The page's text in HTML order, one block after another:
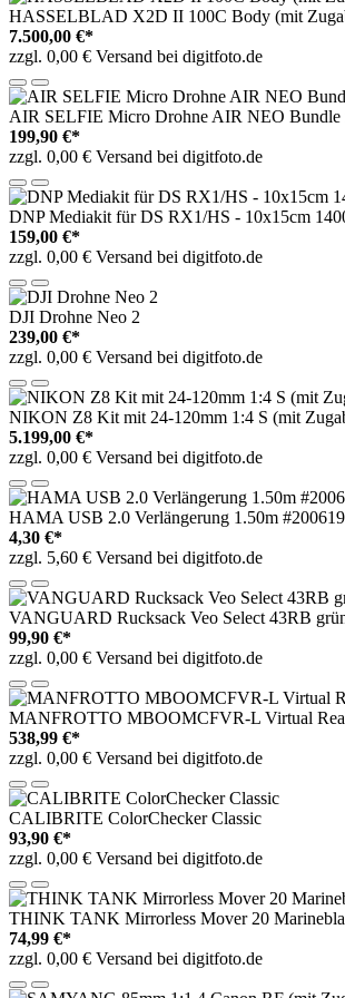
HASSELBLAD X2D II 100C Body (mit
7.500,00 €*
zzgl. 0,00 € Versand bei digitfoto.de
AIR SELFIE Micro Drohne AIR NEO Bundle
199,90 €*
zzgl. 0,00 € Versand bei digitfoto.de
DNP Mediakit für DS RX1/HS - 10x15cm
159,00 €*
zzgl. 0,00 € Versand bei digitfoto.de
DJI Drohne Neo 2
239,00 €*
zzgl. 0,00 € Versand bei digitfoto.de
NIKON Z8 Kit mit 24-120mm 1:4 S (mit
5.199,00 €*
zzgl. 0,00 € Versand bei digitfoto.de
HAMA USB 2.0 Verlängerung 1.50m
4,30 €*
zzgl. 5,60 € Versand bei digitfoto.de
VANGUARD Rucksack Veo Select 43RB
99,90 €*
zzgl. 0,00 € Versand bei digitfoto.de
MANFROTTO MBOOMCFVR-L Virtual
538,99 €*
zzgl. 0,00 € Versand bei digitfoto.de
CALIBRITE ColorChecker Classic
93,90 €*
zzgl. 0,00 € Versand bei digitfoto.de
THINK TANK Mirrorless Mover 20
74,99 €*
zzgl. 0,00 € Versand bei digitfoto.de